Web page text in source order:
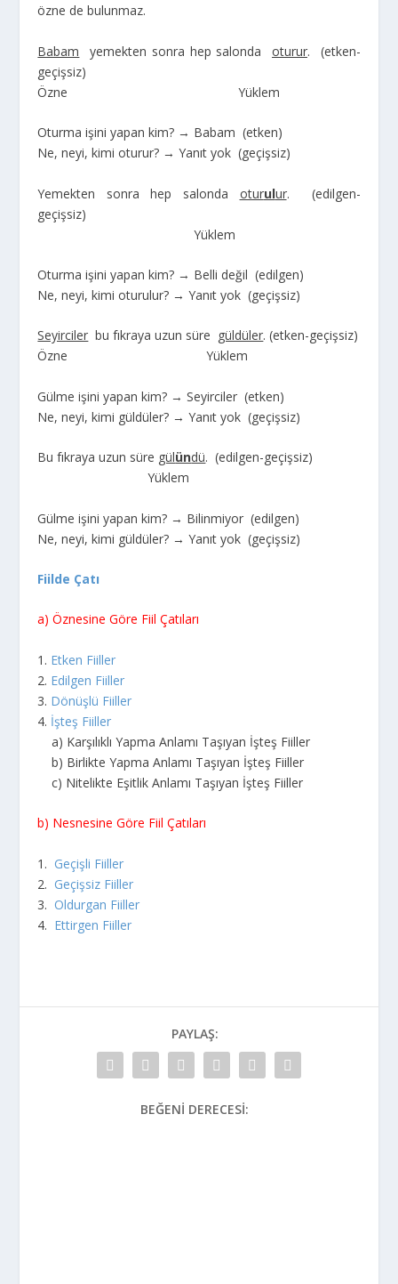
özne de bulunmaz.
Babam yemekten sonra hep salonda oturur. (etken-
geçişsiz)
Özne Yüklem
Oturma işini yapan kim? → Babam (etken)
Ne, neyi, kimi oturur? → Yanıt yok (geçişsiz)
Yemekten sonra hep salonda oturulur. (edilgen-
geçişsiz)
Yüklem
Oturma işini yapan kim? → Belli değil (edilgen)
Ne, neyi, kimi oturulur? → Yanıt yok (geçişsiz)
Seyirciler bu fıkraya uzun süre güldüler. (etken-geçişsiz)
Özne Yüklem
Gülme işini yapan kim? → Seyirciler (etken)
Ne, neyi, kimi güldüler? → Yanıt yok (geçişsiz)
Bu fıkraya uzun süre gülündü. (edilgen-geçişsiz)
Yüklem
Gülme işini yapan kim? → Bilinmiyor (edilgen)
Ne, neyi, kimi güldüler? → Yanıt yok (geçişsiz)
Fiilde Çatı
a) Öznesine Göre Fiil Çatıları
1. Etken Fiiller
2. Edilgen Fiiller
3. Dönüşlü Fiiller
4. İşteş Fiiller
a) Karşılıklı Yapma Anlamı Taşıyan İşteş Fiiller
b) Birlikte Yapma Anlamı Taşıyan İşteş Fiiller
c) Nitelikte Eşitlik Anlamı Taşıyan İşteş Fiiller
b) Nesnesine Göre Fiil Çatıları
1. Geçişli Fiiller
2. Geçişsiz Fiiller
3.Oldurgan Fiiller
4. Ettirgen Fiiller
PAYLAŞ:
BEĞENI DERECESI: